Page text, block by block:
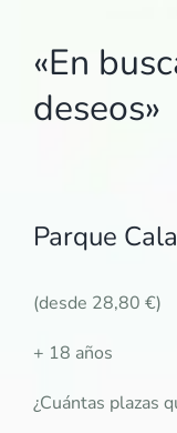
«En
deseos»
Parque
(desde 28,80 €)
+ 18 años
¿Cuántas plazas